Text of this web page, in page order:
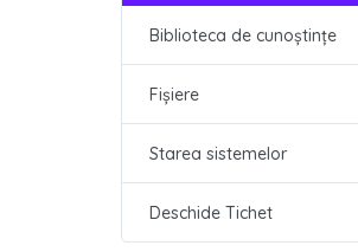
Biblioteca de cunoștințe
Fișiere
Starea sistemelor
Deschide Tichet